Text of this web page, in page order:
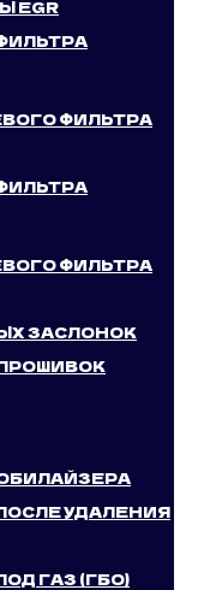
EGR
ФИЛЬТРА
ФИЛЬТРА
ЗАСЛОНОК
УДАЛЕНИЯ
ГАЗ (ГБО)